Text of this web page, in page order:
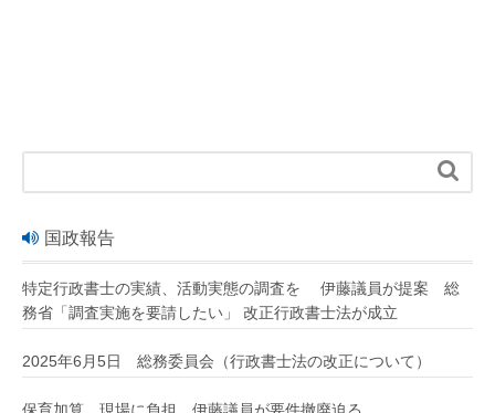

国政報告
特定行政書士の実績、活動実態の調査を 伊藤議員が提案 総
務省「調査実施を要請したい」 改正行政書士法が成立
2025年6月5日 総務委員会（行政書士法の改正について）
保育加算 現場に負担 伊藤議員が要件撤廃迫る